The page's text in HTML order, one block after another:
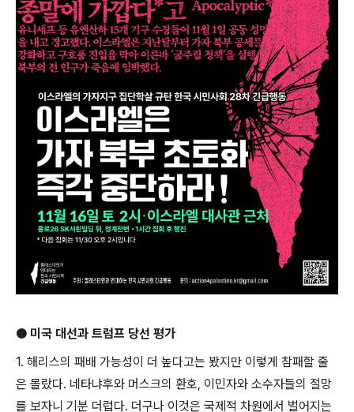
● 미국 대선과 트럼프 당선 평가
1. 해리스의 패배 가능성이 더 높다고는 봤지만 이렇게 참패할 줄
은 몰랐다. 네타냐후와 머스크의 환호, 이민자와 소수자들의 절망
를 보자니 기분 더럽다. 더구나 이것은 국제적 차원에서 벌어지는